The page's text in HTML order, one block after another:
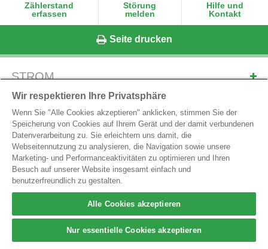
Zählerstand
erfassen
Störung
melden
Hilfe und
Kontakt
Seite drucken
STROM
ERDGAS
ONLINE-SERVICES
MARKTPARTNER-SERVICES
LINZ NETZ GmbH
Wiener Straße 125, A-4021 Linz
E-Mail:office@linznetz.at
Tel.0732/3403-9050
Impressum Datenschutz Hinweisgebersystem
Wir respektieren Ihre Privatsphäre
Wenn Sie "Alle Cookies akzeptieren" anklicken, stimmen Sie der
Speicherung von Cookies auf Ihrem Gerät und der damit verbundenen
Datenverarbeitung zu. Sie erleichtern uns damit, die
Webseitennutzung zu analysieren, die Navigation sowie unsere
Marketing- und Performanceaktivitäten zu optimieren und Ihren
Besuch auf unserer Website insgesamt einfach und
benutzerfreundlich zu gestalten.
Alle Cookies akzeptieren
Nur essentielle Cookies akzeptieren